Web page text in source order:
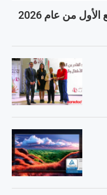
من عام 2026